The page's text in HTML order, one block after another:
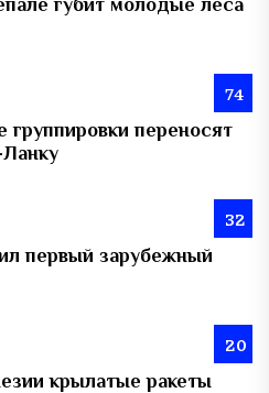
74
группировки переносят
32
первый зарубежный
20
крылатые ракеты